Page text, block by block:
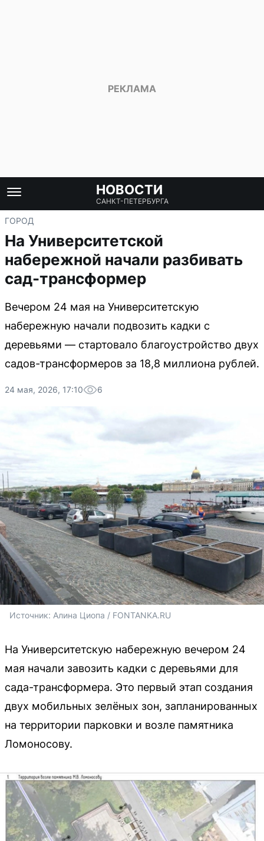
НОВОСТИ
САНКТ-ПЕТЕРБУРГА
ГОРОД
На Университетской
набережной начали разбивать
сад-трансформер
Вечером 24 мая на Университетскую
набережную начали подвозить кадки с
деревьями — стартовало благоустройство двух
садов-трансформеров за 18,8 миллиона рублей.
24 мая, 2026, 17:10 6
Источник: Алина Циопа / FONTANKA.RU
На Университетскую набережную вечером 24
мая начали завозить кадки с деревьями для
сада-трансформера. Это первый этап создания
двух мобильных зелёных зон, запланированных
на территории парковки и возле памятника
Ломоносову.